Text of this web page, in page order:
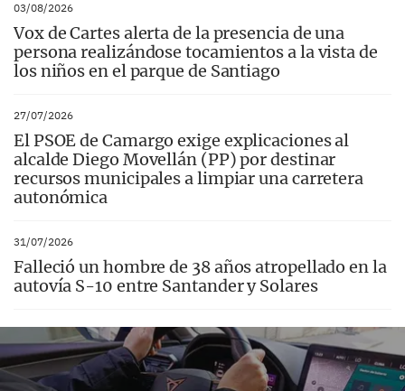
03/08/2026
Vox de Cartes alerta de la presencia de una
persona realizándose tocamientos a la vista de
los niños en el parque de Santiago
27/07/2026
El PSOE de Camargo exige explicaciones al
alcalde Diego Movellán (PP) por destinar
recursos municipales a limpiar una carretera
autonómica
31/07/2026
Falleció un hombre de 38 años atropellado en la
autovía S-10 entre Santander y Solares